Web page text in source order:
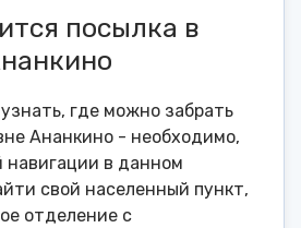
посылка в
где можно забрать
Ананкино - необходимо,
навигации в данном
свой населенный пункт,
отделение с